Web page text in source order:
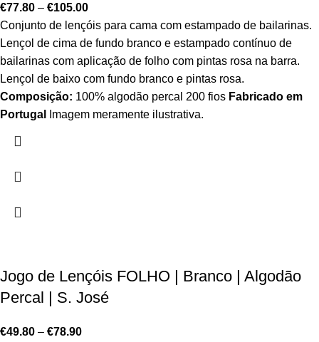
€77.80 – €105.00
Conjunto de lençóis para cama com estampado de bailarinas.
Lençol de cima de fundo branco e estampado contínuo de
bailarinas com aplicação de folho com pintas rosa na barra.
Lençol de baixo com fundo branco e pintas rosa.
Composição: 100% algodão percal 200 fios Fabricado em
Portugal
Imagem meramente ilustrativa.
Jogo de Lençóis FOLHO | Branco | Algodão
Percal | S. José
€49.80 – €78.90